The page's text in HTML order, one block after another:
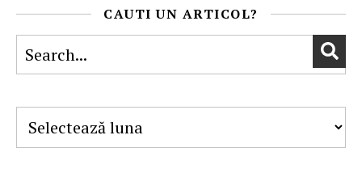
CAUTI UN ARTICOL?
Arhive